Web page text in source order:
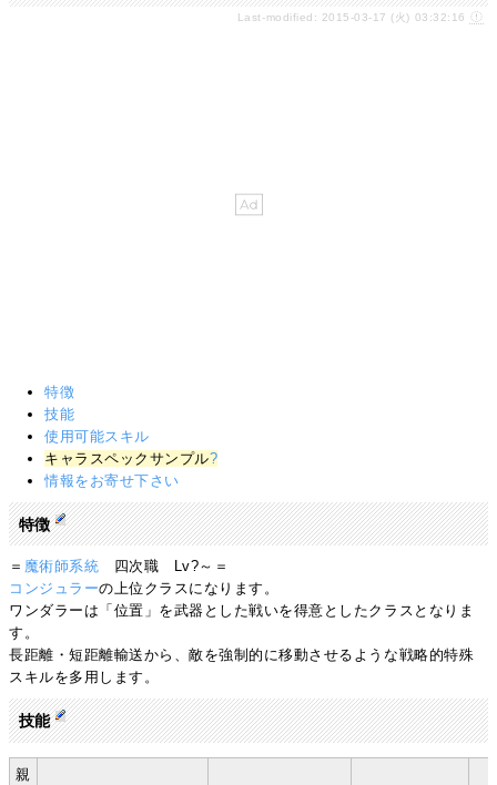
Last-modified: 2015-03-17 (火) 03:32:16
特徴
技能
使用可能スキル
キャラスペックサンプル?
情報をお寄せ下さい
特徴
＝ 魔術師系統 四次職 Lv?～＝
コンジュラーの上位クラスになります。
ワンダラーは「位置」を武器とした戦いを得意としたクラスとなりま
す。
長距離・短距離輸送から、敵を強制的に移動させるような戦略的特殊
スキルを多用します。
技能
親